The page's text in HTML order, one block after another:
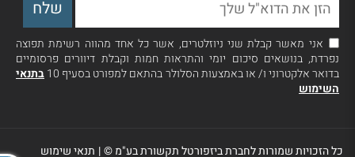
אני מאשר קבלת שני ניוזלטרים, אשר כל אחד מהווה רשימת תפוצה
נפרדת, בנושאים סיכום יומי והתראות חמות וקבלת דיוורים פרסומיים
בדואר אלקטרוני ו/ או באמצעות הסלולר בהתאם למפורט בסעיף 10
בתנאי
השימוש
כל הזכויות שמורות לחברת ביזפורטל תקשורת בע"מ ©| תנאי שימוש